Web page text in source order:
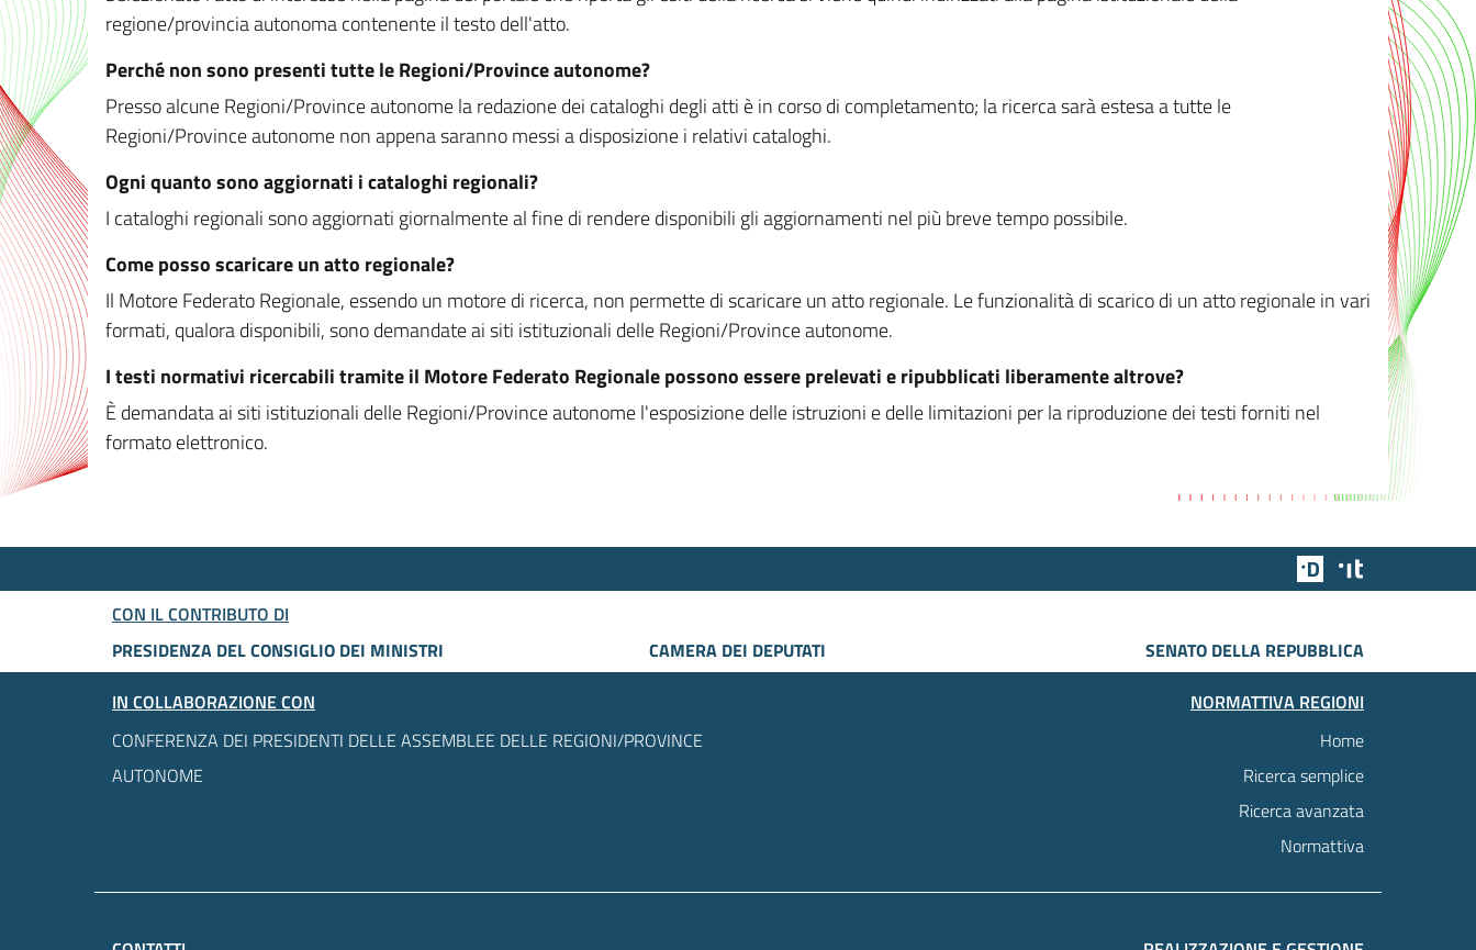
regione/provincia autonoma contenente il testo dell'atto.
Perché non sono presenti tutte le Regioni/Province autonome?
Presso alcune Regioni/Province autonome la redazione dei cataloghi degli atti è in corso di completamento; la ricerca sarà estesa a tutte le
Regioni/Province autonome non appena saranno messi a disposizione i relativi cataloghi.
Ogni quanto sono aggiornati i cataloghi regionali?
I cataloghi regionali sono aggiornati giornalmente al fine di rendere disponibili gli aggiornamenti nel più breve tempo possibile.
Come posso scaricare un atto regionale?
Il Motore Federato Regionale, essendo un motore di ricerca, non permette di scaricare un atto regionale. Le funzionalità di scarico di un atto regionale in vari
formati, qualora disponibili, sono demandate ai siti istituzionali delle Regioni/Province autonome.
I testi normativi ricercabili tramite il Motore Federato Regionale possono essere prelevati e ripubblicati liberamente altrove?
È demandata ai siti istituzionali delle Regioni/Province autonome l'esposizione delle istruzioni e delle limitazioni per la riproduzione dei testi forniti nel
formato elettronico.
Team Digitale
CON IL CONTRIBUTO DI
PRESIDENZA DEL CONSIGLIO DEI MINISTRI
CAMERA DEI DEPUTATI
SENATO DELLA REPUBBLICA
IN COLLABORAZIONE CON
CONFERENZA DEI PRESIDENTI DELLE ASSEMBLEE DELLE REGIONI/PROVINCE
AUTONOME
NORMATTIVA REGIONI
Home
Ricerca semplice
Ricerca avanzata
Normattiva